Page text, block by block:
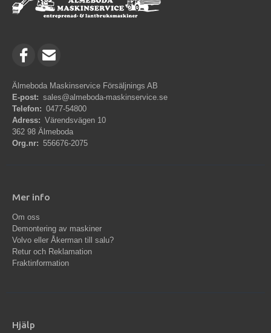
Älmeboda Maskinservice Försäljnings AB
E-post: sales@almeboda-maskinservice.se
Telefon: 0477-54800
Adress: Värendsvägen 10
362 98 Älmeboda
Org.nr: 556676-2075
Mer info
Om oss
Demontering av maskiner
Volvo eller Åkerman till salu?
Retur och Reklamation
Fraktinformation
Hjälp